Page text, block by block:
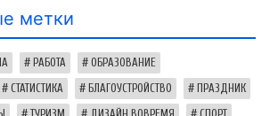
метки
РАБОТА ОБРАЗОВАНИЕ
СТАТИСТИКА БЛАГОУСТРОЙСТВО ПРАЗДНИК